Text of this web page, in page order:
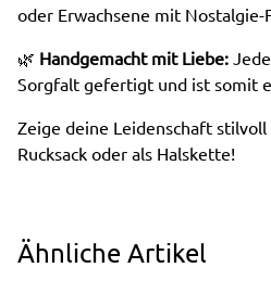
oder Erwachsene mit Nostalgie-
🌿 Handgemacht mit Liebe:
Sorgfalt gefertigt und ist somit
Zeige deine Leidenschaft stilvoll
Rucksack oder als Halskette!
Ähnliche Artikel